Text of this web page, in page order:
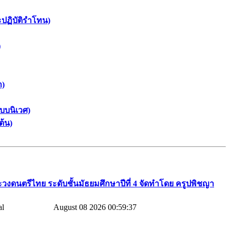
ฏิบัติรำโทน)
)
บนิเวศ)
น)
วงดนตรีไทย​ ระดับชั้นมัธยมศึกษาปีที่​ 4​ จัดทำโดย​ ครูปพิชญา​
August 08 2026 00:59:37